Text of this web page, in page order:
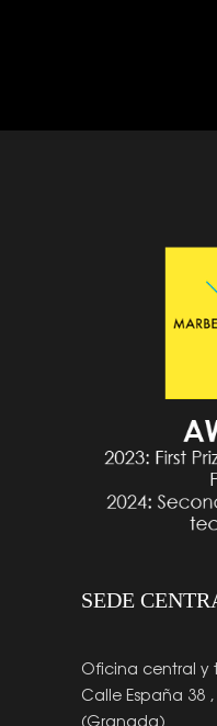
SEDE
Oficina central y
Calle España 38
(Granada)